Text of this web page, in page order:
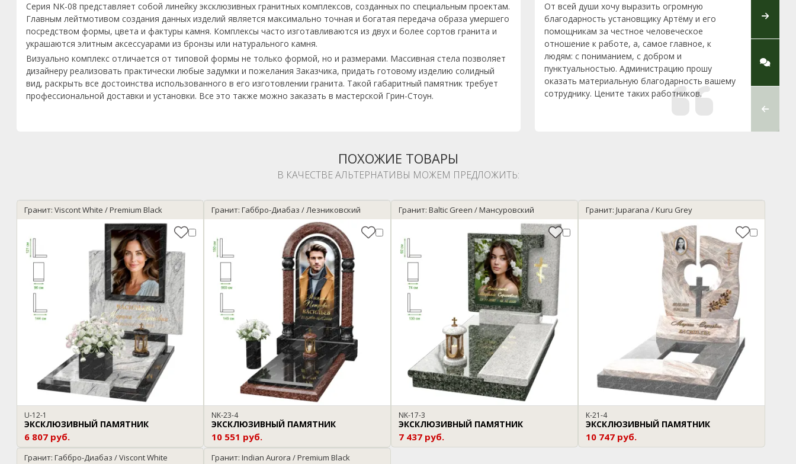
Серия NK-08 представляет собой линейку эксклюзивных гранитных комплексов, созданных по специальным проектам.
Главным лейтмотивом создания данных изделий является максимально точная и богатая передача образа умершего
посредством формы, цвета и фактуры камня. Комплексы часто изготавливаются из двух и более сортов гранита и
украшаются элитным аксессуарами из бронзы или натурального камня.
Визуально комплекс отличается от типовой формы не только формой, но и размерами. Массивная стела позволяет
дизайнеру реализовать практически любые задумки и пожелания Заказчика, придать готовому изделию солидный
вид, раскрыть все достоинства использованного в его изготовлении гранита. Такой габаритный памятник требует
профессиональной доставки и установки. Все это также можно заказать в мастерской Грин-Стоун.
От всей души хочу выразить огромную
благодарность установщику Артёму и его
помощникам за честное человеческое
отношение к работе, а, самое главное, к
людям: с пониманием, с добром и
пунктуальностью. Администрацию прошу
оказать материальную благодарность вашему
сотруднику. Цените таких работников.
Жодино
советы
ПОХОЖИЕ ТОВАРЫ
В КАЧЕСТВЕ АЛЬТЕРНАТИВЫ МОЖЕМ ПРЕДЛОЖИТЬ:
Гранит: Viscont White / Premium Black
U-12-1
ЭКСКЛЮЗИВНЫЙ ПАМЯТНИК
6 807 руб.
Гранит: Габбро-Диабаз / Лезниковский
NK-23-4
ЭКСКЛЮЗИВНЫЙ ПАМЯТНИК
10 551 руб.
Гранит: Baltic Green / Мансуровский
NK-17-3
ЭКСКЛЮЗИВНЫЙ ПАМЯТНИК
7 437 руб.
Гранит: Juparana / Kuru Grey
K-21-4
ЭКСКЛЮЗИВНЫЙ ПАМЯТНИК
10 747 руб.
Гранит: Габбро-Диабаз / Viscont White Гранит: Indian Aurora / Premium Black